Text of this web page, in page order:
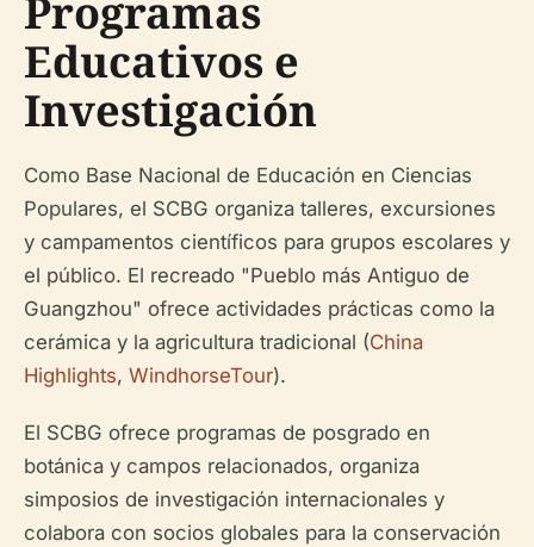
Programas
Educativos e
Investigación
Como Base Nacional de Educación en Ciencias
Populares, el SCBG organiza talleres, excursiones
y campamentos científicos para grupos escolares y
el público. El recreado "Pueblo más Antiguo de
Guangzhou" ofrece actividades prácticas como la
cerámica y la agricultura tradicional (China
Highlights, WindhorseTour).
El SCBG ofrece programas de posgrado en
botánica y campos relacionados, organiza
simposios de investigación internacionales y
colabora con socios globales para la conservación